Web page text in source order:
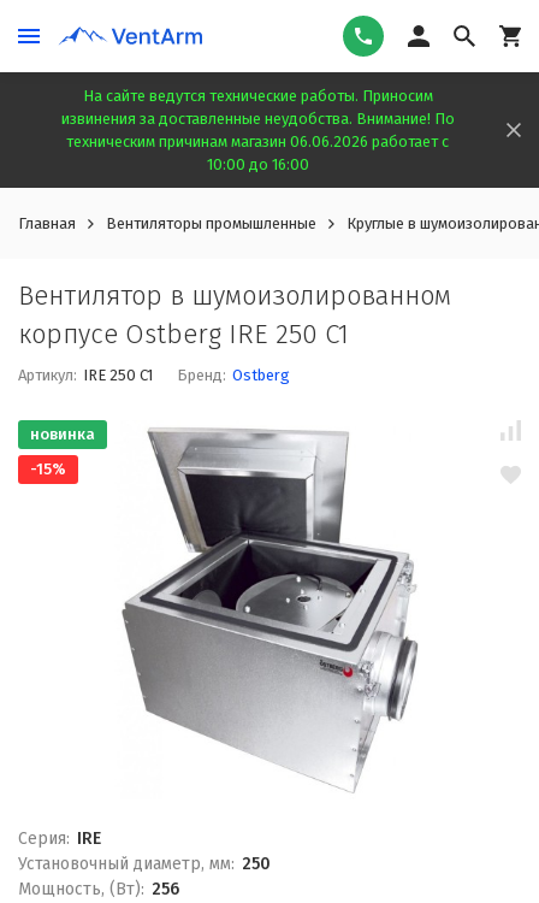
На сайте ведутся технические работы. Приносим
извинения за доставленные неудобства. Внимание! По
техническим причинам магазин 06.06.2026 работает с
10:00 до 16:00
Главная Вентиляторы промышленные Круглые в
Вентилятор в шумоизолированном
корпусе Ostberg IRE 250 C1
Артикул: IRE 250 C1 Бренд: Ostberg
новинка
-15%
Серия: IRE
Установочный диаметр, мм: 250
Мощность, (Вт): 256